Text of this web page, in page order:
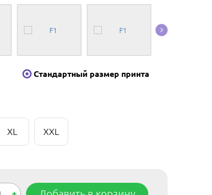
Редактировать в
Стандартный размер принта
XL XXL
+